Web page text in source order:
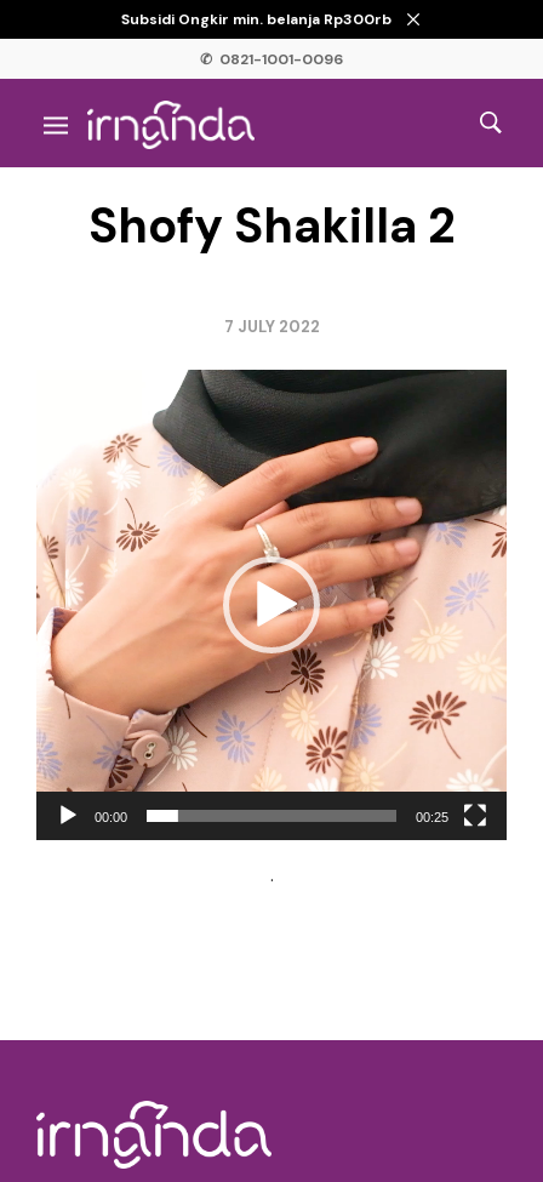
Subsidi Ongkir min. belanja Rp300rb
✆ 0821-1001-0096
Shofy Shakilla 2
7 JULY 2022
00:00 00:25
.